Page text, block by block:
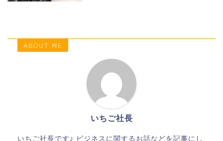
ABOUT ME
いちご社長
いちご社長です♪ ビジネスに関するお話などを記事にし